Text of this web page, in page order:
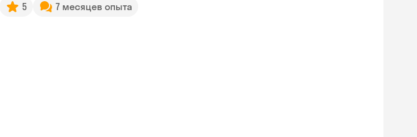
5 7 месяцев опыта